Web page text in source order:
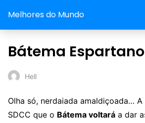
Melhores do Mundo
Bátema
Hell
Olha só, nerdaiada amaldiçoada… A
SDCC que o Bátema voltará a dar